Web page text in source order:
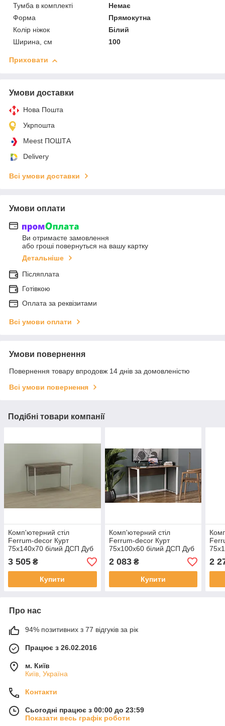
Тумба в комплекті
Немає
Форма
Прямокутна
Колір ніжок
Білий
Ширина, см
100
Приховати
Умови доставки
Нова Пошта
Укрпошта
Meest ПОШТА
Delivery
Всі умови доставки
Умови оплати
Ви отримаєте замовлення
або гроші повернуться на вашу картку
Детальніше
Післяплата
Готівкою
Оплата за реквізитами
Всі умови оплати
Умови повернення
Повернення товару впродовж 14 днів за домовленістю
Всі умови повернення
Подібні товари компанії
Комп'ютерний стіл
Ferrum-decor Курт
75x140x70 білий ДСП Дуб
Сонома Труфель 32мм
(FRD-102253)
3 505 ₴
Купити
Комп'ютерний стіл
Ferrum-decor Курт
75x100x60 білий ДСП Дуб
Сонома Труфель 16мм
(FRD-102198)
2 083₴
Купити
2
Про нас
94% позитивних з 77 відгуків за рік
Працює з 26.02.2016
м. Київ
Київ, Україна
Контакти
Сьогодні працює з 00:00 до 23:59
Показати весь графік роботи